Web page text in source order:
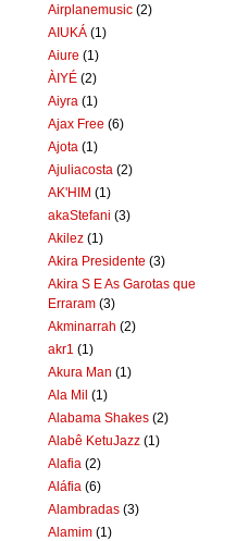
Airplanemusic (2)
AIUKÁ (1)
Aiure (1)
ÀIYÉ (2)
Aiyra (1)
Ajax Free (6)
Ajota (1)
Ajuliacosta (2)
AK'HIM (1)
akaStefani (3)
Akilez (1)
Akira Presidente (3)
Akira S E As Garotas que
Erraram (3)
Akminarrah (2)
akr1 (1)
Akura Man (1)
Ala Mil (1)
Alabama Shakes (2)
Alabê KetuJazz (1)
Alafia (2)
Aláfia (6)
Alambradas (3)
Alamim (1)